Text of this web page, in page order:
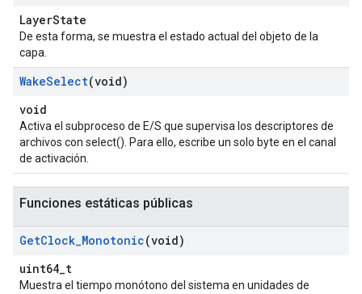
LayerState
De esta forma, se muestra el estado actual del objeto de la
capa.
WakeSelect(void)
void
Activa el subproceso de E/S que supervisa los descriptores de
archivos con select(). Para ello, escribe un solo byte en el canal
de activación.
Funciones estáticas públicas
GetClock_Monotonic(void)
uint64_t
Muestra el tiempo monótono del sistema en unidades de